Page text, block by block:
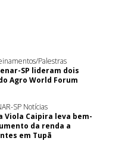
Palestras
SP lideram dois
Agro World Forum
SP Notícias
Viola Caipira leva bem-
da renda a
em Tupã